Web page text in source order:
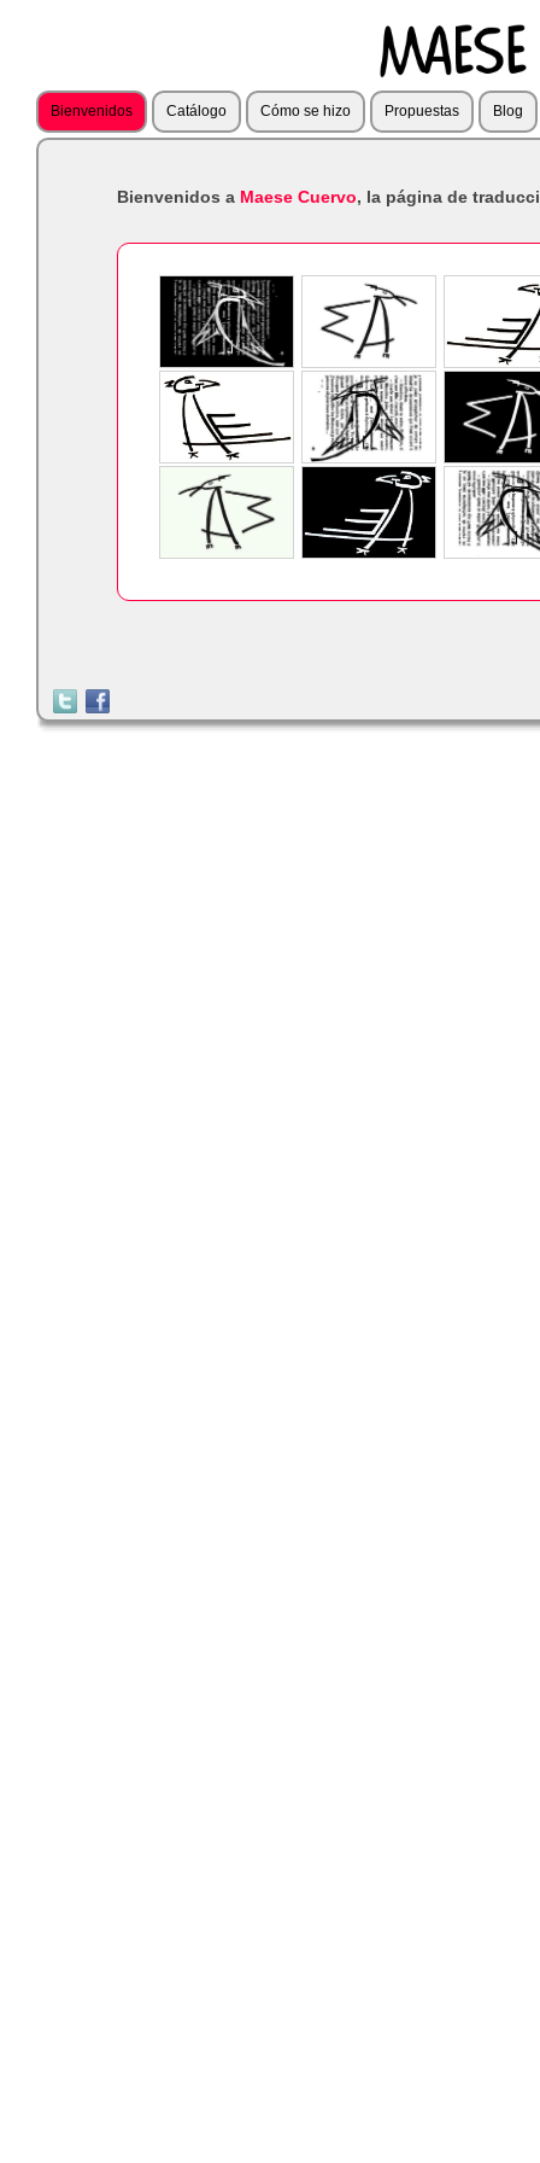
Bienvenidos Catálogo Cómo se hizo Propuestas Blog
Bienvenidos a Maese Cuervo, la página de